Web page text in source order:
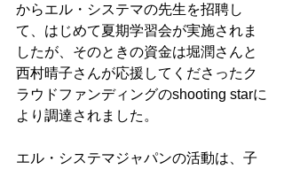
からエル・システマの先生を招聘し
て、はじめて夏期学習会が実施されま
したが、そのときの資金は堀潤さんと
西村晴子さんが応援してくださったク
ラウドファンディングのshooting starに
より調達されました。
エル・システマジャパンの活動は、子